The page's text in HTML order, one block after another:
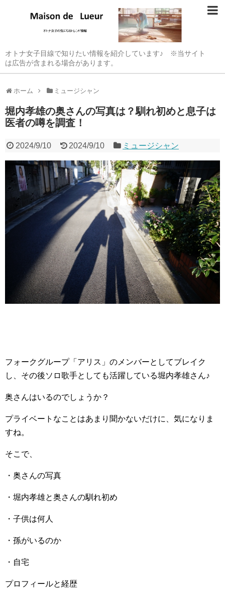
オトナ女子目線で知りたい情報を紹介しています♪ ※当サイト
は広告が含まれる場合があります。
ホーム ミュージシャン
堀内孝雄の奥さんの写真は？馴れ初めと息子は
医者の噂を調査！
2024/9/10 2024/9/10 ミュージシャン
フォークグループ「アリス」のメンバーとしてブレイク
し、その後ソロ歌手としても活躍している堀内孝雄さん♪
奥さんはいるのでしょうか？
プライベートなことはあまり聞かないだけに、気になりま
すね。
そこで、
・奥さんの写真
・堀内孝雄と奥さんの馴れ初め
・子供は何人
・孫がいるのか
・自宅
プロフィールと経歴